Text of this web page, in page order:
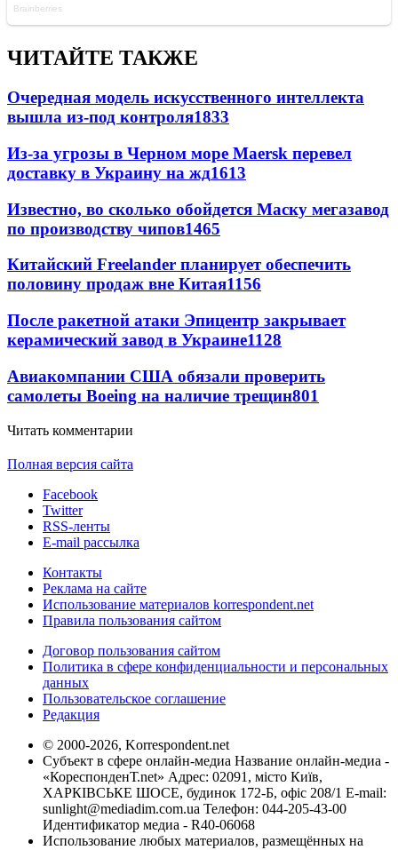
ЧИТАЙТЕ ТАКЖЕ
Очередная модель искусственного интеллекта
вышла из-под контроля1833
Из-за угрозы в Черном море Maersk перевел
доставку в Украину на жд1613
Известно, во сколько обойдется Маску мегазавод
по производству чипов1465
Китайский Freelander планирует обеспечить
половину продаж вне Китая1156
После ракетной атаки Эпицентр закрывает
керамический завод в Украине1128
Авиакомпании США обязали проверить
самолеты Boeing на наличие трещин801
Читать комментарии
Полная версия сайта
Facebook
Twitter
RSS-ленты
E-mail рассылка
Контакты
Реклама на сайте
Использование материалов korrespondent.net
Правила пользования сайтом
Договор пользования сайтом
Политика в сфере конфиденциальности и персональных
данных
Пользовательское соглашение
Редакция
© 2000-2026, Korrespondent.net
Субъект в сфере онлайн-медиа Название онлайн-медиа -
«КореспонденТ.net» Адрес: 02091, місто Київ,
ХАРКІВСЬКЕ ШОСЕ, будинок 172-Б, офіс 208/1 E-mail:
sunlight@mediadim.com.ua Телефон: 044-205-43-00
Идентификатор медиа - R40-06068
Использование любых материалов, размещённых на